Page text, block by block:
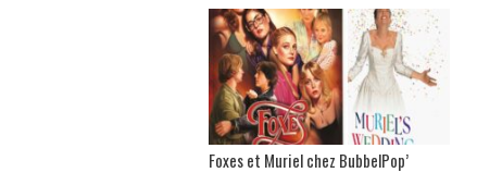
Foxes et Muriel chez BubbelPop’